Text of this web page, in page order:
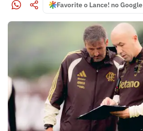
Favorite o Lance! no Google